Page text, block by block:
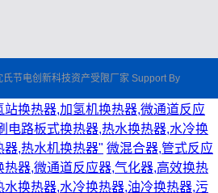
节电创新科技资产受限厂家 Support By
换热器,加氢机换热器,微通道反应
电路板式换热器,热水换热器,水冷换
器,热水机换热器" 微混合器,管式反应
器,微通道反应器,气化器,高效换热
换热器,水冷换热器,油冷换热器,污